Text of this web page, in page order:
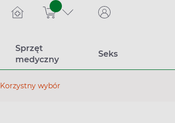
sztuk
Sprzęt
medyczny
Seks
Korzystny wybór